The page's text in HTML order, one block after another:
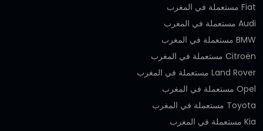
Fiat مستعملة في المغرب
Audi مستعملة في المغرب
BMW مستعملة في المغرب
Citroën مستعملة في المغرب
Land Rover مستعملة في المغرب
Opel مستعملة في المغرب
Toyota مستعملة في المغرب
Kia مستعملة في المغرب